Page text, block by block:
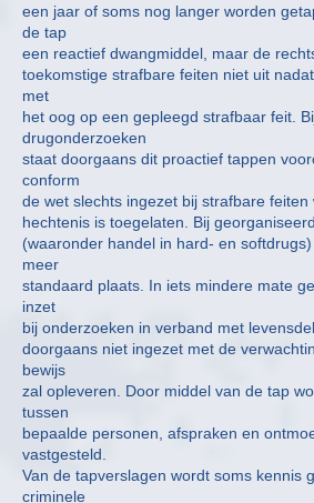
een jaar of soms nog langer worden
de tap
een reactief dwangmiddel, maar de
toekomstige strafbare feiten niet uit
met
het oog op een gepleegd strafbaar feit.
drugonderzoeken
staat doorgaans dit proactief tappen
conform
de wet slechts ingezet bij strafbare
hechtenis is toegelaten. Bij
(waaronder handel in hard- en
meer
standaard plaats. In iets mindere mate
inzet
bij onderzoeken in verband met
doorgaans niet ingezet met de
bewijs
zal opleveren. Door middel van de tap
tussen
bepaalde personen, afspraken en
vastgesteld.
Van de tapverslagen wordt soms kennis
criminele